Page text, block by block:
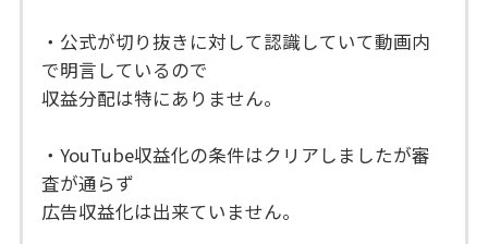
・公式が切り抜きに対して認識していて動画内
で明言しているので
収益分配は特にありません。
・YouTube収益化の条件はクリアしましたが審
査が通らず
広告収益化は出来ていません。